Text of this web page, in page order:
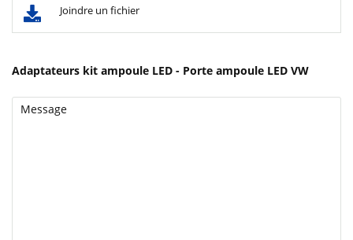
Joindre un fichier
Adaptateurs kit ampoule LED - Porte ampoule LED VW